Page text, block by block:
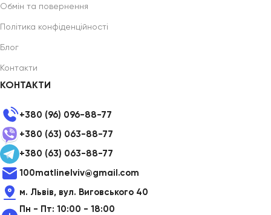
Обмін та повернення
Політика конфіденційності
Блог
Контакти
КОНТАКТИ
+380 (96) 096-88-77
+380 (63) 063-88-77
+380 (63) 063-88-77
100matlinelviv@gmail.com
м. Львів, вул. Виговського 40
Пн - Пт: 10:00 - 18:00